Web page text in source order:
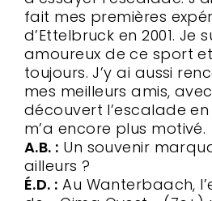
fait mes premières
d’Ettelbruck en 2001. Je
amoureux de ce sport
toujours. J’y ai aussi
mes meilleurs amis,
découvert l’escalade
m’a encore plus motivé.
A.B. : Un souvenir
ailleurs ?
É.D. : Au Wanterbaach,